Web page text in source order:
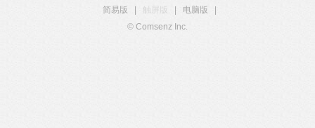
简易版
触屏版 电脑版
© Comsenz Inc.